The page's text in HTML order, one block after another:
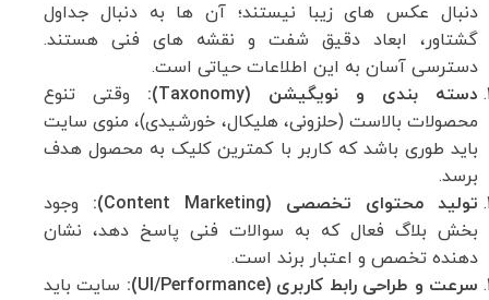
دنبال عکس های زیبا نیستند؛ آن ها به دنبال جداول
گشتاور، ابعاد دقیق شفت و نقشه های فنی هستند.
دسترسی آسان به این اطلاعات حیاتی است.
دسته بندی و نویگیشن (Taxonomy):
وقتی تنوع
محصولات بالاست (حلزونی، هلیکال، خورشیدی)، منوی سایت
باید طوری باشد که کاربر با کمترین کلیک به محصول هدف
برسد.
تولید محتوای تخصصی (Content Marketing):
وجود
بخش بلاگ فعال که به سوالات فنی پاسخ دهد، نشان
دهنده تخصص و اعتبار برند است.
سرعت و طراحی رابط کاربری (UI/Performance):
سایت باید